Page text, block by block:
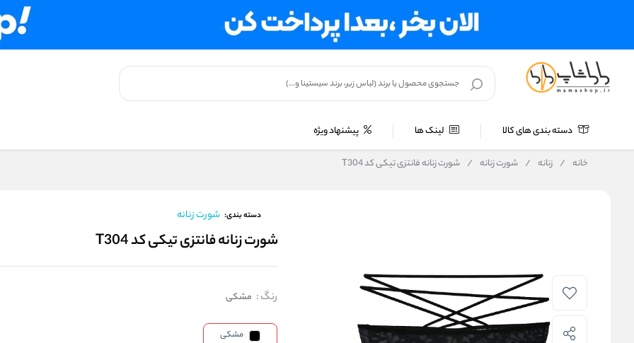
دسته بندی های کالا لینک ها پیشنهاد ویژه
خانه / زنانه / شورت زنانه / شورت زنانه فانتزی تیکی کد T304
دسته بندی: شورت زنانه
شورت زنانه فانتزی تیکی کد T304
رنگ: مشکی
مشکی